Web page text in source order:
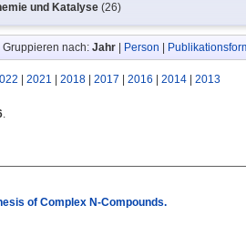
und Katalyse (26)
Gruppieren nach: Jahr| Person
2021 2018 2017 2016 2014 2013
.
of Complex N-Compounds.